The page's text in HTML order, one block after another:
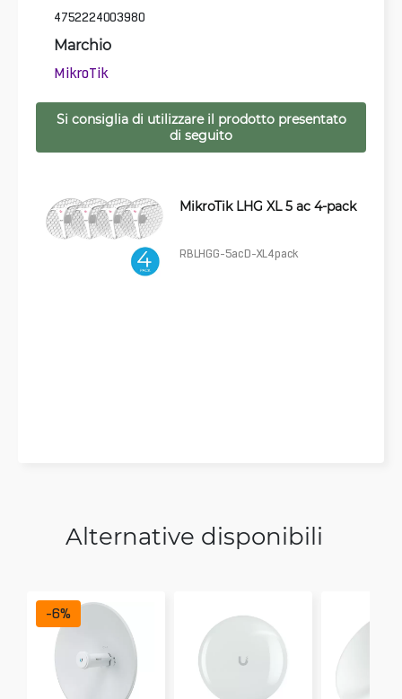
4752224003980
Marchio
MikroTik
Si consiglia di utilizzare il prodotto presentato
di seguito
MikroTik LHG XL 5 ac 4-pack
RBLHGG-5acD-XL4pack
Alternative disponibili
-6%